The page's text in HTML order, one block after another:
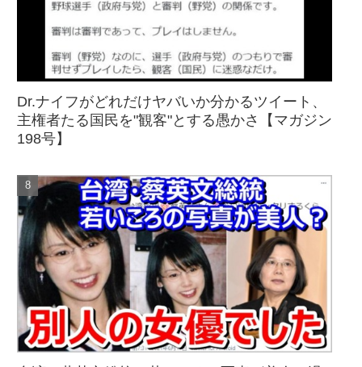
Dr.ナイフがどれだけヤバいか分かるツイート、
主権者たる国民を"観客"とする愚かさ【マガジン
198号】